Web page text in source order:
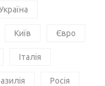
Київ Євро
Італія
Росія